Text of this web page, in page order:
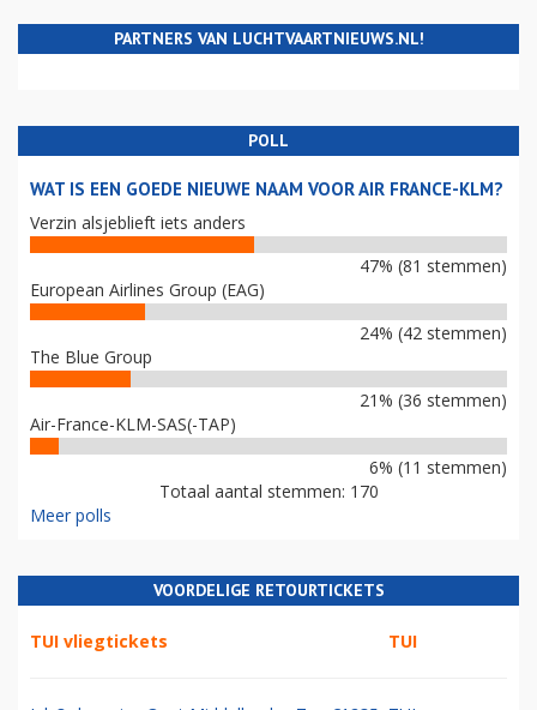
PARTNERS VAN LUCHTVAARTNIEUWS.NL!
POLL
WAT IS EEN GOEDE NIEUWE NAAM VOOR AIR FRANCE-KLM?
Verzin alsjeblieft iets anders
47% (81 stemmen)
European Airlines Group (EAG)
24% (42 stemmen)
The Blue Group
21% (36 stemmen)
Air-France-KLM-SAS(-TAP)
6% (11 stemmen)
Totaal aantal stemmen: 170
Meer polls
VOORDELIGE RETOURTICKETS
TUI vliegtickets TUI